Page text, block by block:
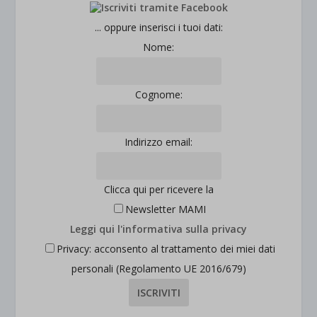
... oppure inserisci i tuoi dati:
Nome:
Cognome:
Indirizzo email:
Clicca qui per ricevere la
Newsletter MAMI
Leggi qui l'informativa sulla privacy
Privacy: acconsento al trattamento dei miei dati
personali (Regolamento UE 2016/679)
jetpackState[message]